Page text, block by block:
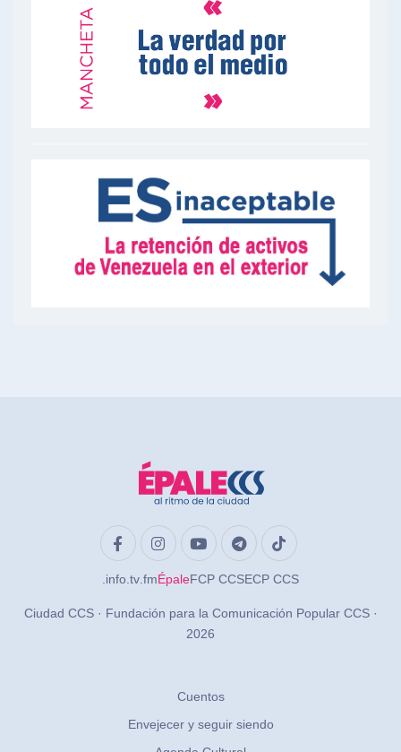
.info.tv.fmÉpaleFCP CCSECP CCS
Ciudad CCS · Fundación para la Comunicación Popular CCS ·
2026
Cuentos
Envejecer y seguir siendo